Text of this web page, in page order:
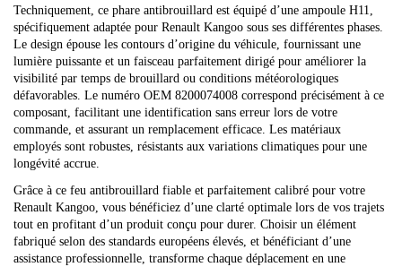
Techniquement, ce phare antibrouillard est équipé d’une ampoule H11,
spécifiquement adaptée pour Renault Kangoo sous ses différentes phases.
Le design épouse les contours d’origine du véhicule, fournissant une
lumière puissante et un faisceau parfaitement dirigé pour améliorer la
visibilité par temps de brouillard ou conditions météorologiques
défavorables. Le numéro OEM 8200074008 correspond précisément à ce
composant, facilitant une identification sans erreur lors de votre
commande, et assurant un remplacement efficace. Les matériaux
employés sont robustes, résistants aux variations climatiques pour une
longévité accrue.
Grâce à ce feu antibrouillard fiable et parfaitement calibré pour votre
Renault Kangoo, vous bénéficiez d’une clarté optimale lors de vos trajets
tout en profitant d’un produit conçu pour durer. Choisir un élément
fabriqué selon des standards européens élevés, et bénéficiant d’une
assistance professionnelle, transforme chaque déplacement en une